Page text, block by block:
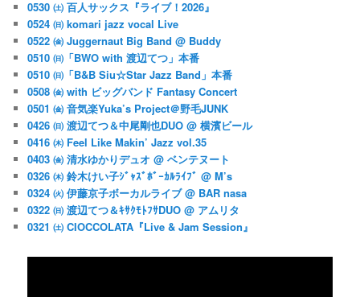
0530 ㈯ 百人サックス『ライブ！2026』
0524 ㈰ komari jazz vocal Live
0522 ㈮ Juggernaut Big Band @ Buddy
0510 ㈰「BWO with 渡辺てつ」本番
0510 ㈰「B&B Siu☆Star Jazz Band」本番
0508 ㈮ with ビッグバンド Fantasy Concert
0501 ㈮ 音気楽Yuka’s Project＠野毛JUNK
0426 ㈰ 渡辺てつ＆中尾剛也DUO @ 横濱ビール
0416 ㈭ Feel Like Makin’ Jazz vol.35
0403 ㈮ 清水ゆかりデュオ @ ベンテヌート
0326 ㈭ 鈴木けい子ｼﾞｬｽﾞﾎﾞｰｶﾙﾗｲﾌﾞ @ M’s
0324 ㈫ 伊藤京子ボーカルライブ @ BAR nasa
0322 ㈰ 渡辺てつ＆ｷｻｸﾓﾄﾌｻDUO @ アムリタ
0321 ㈯ CIOCCOLATA『Live & Jam Session』